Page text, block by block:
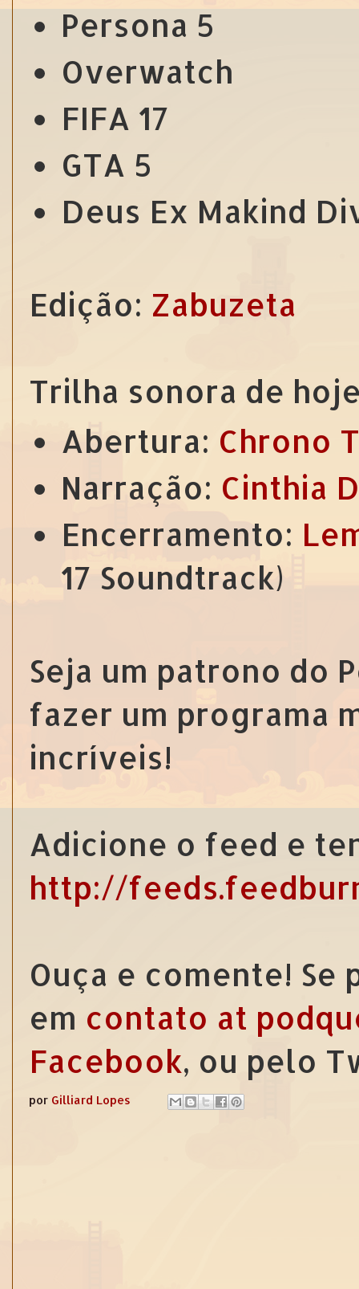
Persona 5
Overwatch
FIFA 17
GTA 5
Deus Ex Makind
Edição: Zabuzeta
Trilha sonora de
Abertura: Chrono
Narração: Cinthia
Encerramento:
17 Soundtrack)
Seja um patrono do
fazer um programa
incríveis!
Adicione o feed e
http://
Ouça e comente!
em contato at
Facebook, ou pelo
por Gilliard Lopes